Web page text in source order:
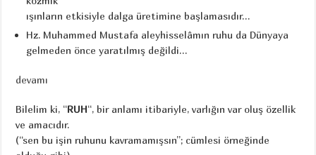
ışınların etkisiyle dalga üretimine başlamasıdır…
Hz. Muhammed Mustafa aleyhisselâmın ruhu da Dünyaya
gelmeden önce yaratılmış değildi…
devamı
Bilelim ki, “RUH“, bir anlamı itibariyle, varlığın var oluş özellik
ve amacıdır.
(“sen bu işin ruhunu kavramamışsın”; cümlesi örneğinde